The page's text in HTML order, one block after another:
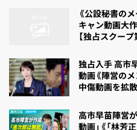
《公設秘書の
キャン動画大
【独占スクープ
独占入手 高市
動画《陣営の
中傷動画を拡散
高市早苗陣営
動画」《「林芳